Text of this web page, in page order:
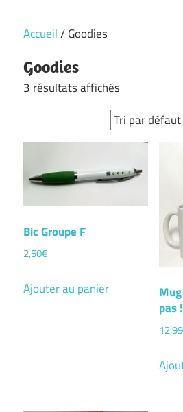
Accueil/ Goodies
Goodies
3 résultats affichés
Bic Groupe F
2,50€
Ajouter au panier
pas
12,99